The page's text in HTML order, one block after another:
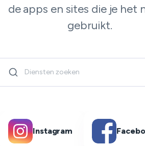
de apps en sites die je het
gebruikt.
Instagram